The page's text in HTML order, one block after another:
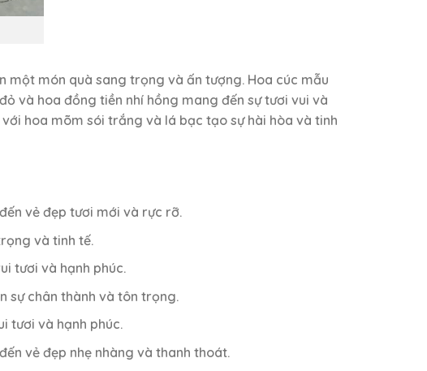
một món quà sang trọng và ấn tượng. Hoa cúc mẫu
và hoa đồng tiền nhí hồng mang đến sự tươi vui và
hoa mõm sói trắng và lá bạc tạo sự hài hòa và tinh
vẻ đẹp tươi mới và rực rỡ.
và tinh tế.
tươi và hạnh phúc.
sự chân thành và tôn trọng.
tươi và hạnh phúc.
vẻ đẹp nhẹ nhàng và thanh thoát.